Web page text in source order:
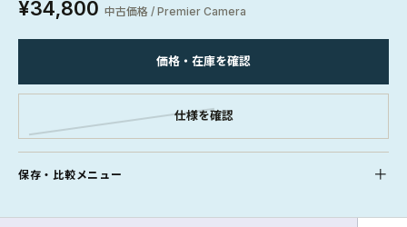
¥34,800 中古価格 / Premier Camera
価格・在庫を確認
仕様を確認
保存・比較メニュー